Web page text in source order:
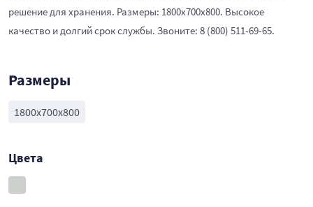
решение для хранения. Размеры: 1800х700х800. Высокое
качество и долгий срок службы. Звоните: 8 (800) 511-69-65.
Размеры
1800х700х800
Цвета